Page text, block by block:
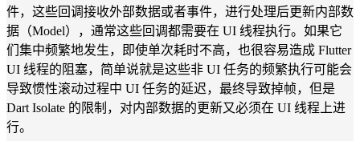
件，这些回调接收外部数据或者事件，进行处理后更新内部数
据（Model），通常这些回调都需要在 UI 线程执行。如果它
们集中频繁地发生，即使单次耗时不高，也很容易造成 Flutter
UI 线程的阻塞，简单说就是这些非 UI 任务的频繁执行可能会
导致惯性滚动过程中 UI 任务的延迟，最终导致掉帧，但是
Dart Isolate 的限制，对内部数据的更新又必须在 UI 线程上进
行。